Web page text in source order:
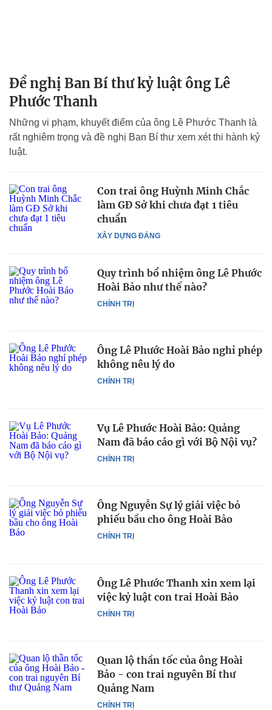
Đề nghị Ban Bí thư kỷ luật ông Lê
Phước Thanh
Những vi phạm, khuyết điểm của ông Lê Phước Thanh là
rất nghiêm trọng và đề nghị Ban Bí thư xem xét thi hành kỷ
luật.
XÂY DỰNG ĐẢNG
Con trai ông Huỳnh Minh Chắc
làm GĐ Sở khi chưa đạt 1 tiêu
chuẩn
CHÍNH TRỊ
Quy trình bổ nhiệm ông Lê Phước
Hoài Bảo như thế nào?
CHÍNH TRỊ
Ông Lê Phước Hoài Bảo nghỉ phép
không nêu lý do
CHÍNH TRỊ
Vụ Lê Phước Hoài Bảo: Quảng
Nam đã báo cáo gì với Bộ Nội vụ?
CHÍNH TRỊ
Ông Nguyễn Sự lý giải việc bỏ
phiếu bầu cho ông Hoài Bảo
CHÍNH TRỊ
Ông Lê Phước Thanh xin xem lại
việc kỷ luật con trai Hoài Bảo
CHÍNH TRỊ
Quan lộ thần tốc của ông Hoài
Bảo - con trai nguyên Bí thư
Quảng Nam